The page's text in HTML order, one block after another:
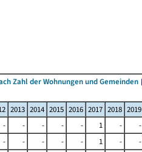
Zahl der Wohnungen und Gemeinden
2013 2014 2015 2016 2017 2018 2019
- - - - - 1 - -
- - - - - 1 - -